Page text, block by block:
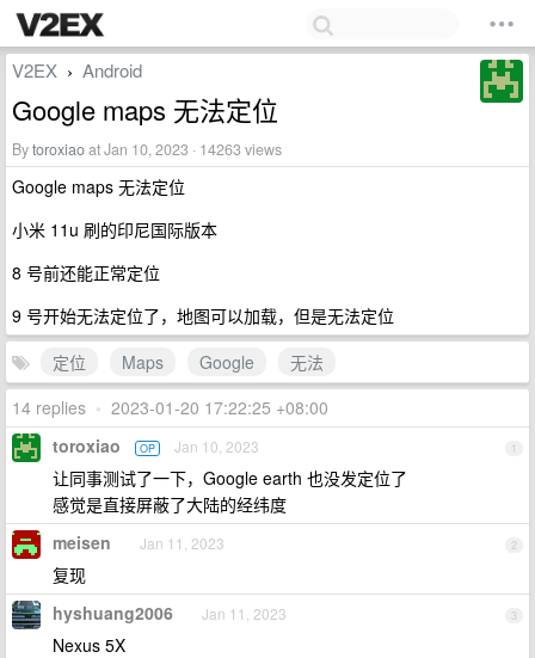
V2EX › Android
Google maps 无法定位
Bytoroxiaoat Jan 10, 2023 · 14263 views
Google maps 无法定位
小米 11u 刷的印尼国际版本
8 号前还能正常定位
9 号开始无法定位了，地图可以加载，但是无法定位
定位
Maps Google
无法
14 replies • 2023-01-20 17:22:25 +08:00
1
toroxiao OP Jan 10, 2023
让同事测试了一下，Google earth 也没发定位了
感觉是直接屏蔽了大陆的经纬度
2
meisen Jan 11, 2023
复现
3
hyshuang2006 Jan 11, 2023
Nexus 5X